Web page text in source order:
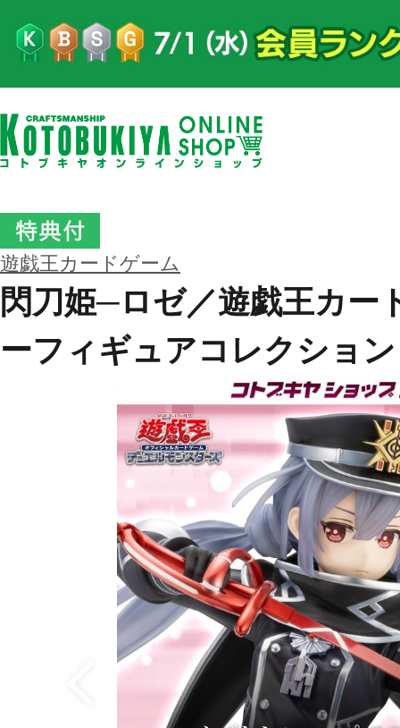
遊戯王カードゲーム
閃刀姫─ロゼ／遊戯王カー
ーフィギュアコレクション